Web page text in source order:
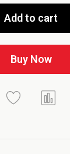
Add to cart
Buy Now